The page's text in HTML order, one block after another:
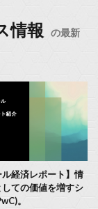
情報 の最新
ル経済レポート】情
ての価値を増すシ
。